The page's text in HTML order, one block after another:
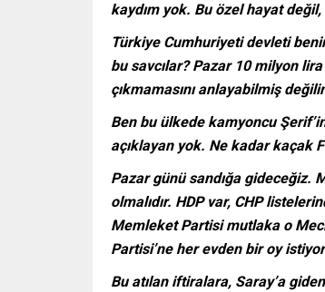
kaydım yok. Bu özel hayat
Türkiye Cumhuriyeti devleti
bu savcılar? Pazar 10 milyon
çıkmamasını anlayabilmiş
Ben bu ülkede kamyoncu
açıklayan yok. Ne kadar kaçak
Pazar günü sandığa gideceğiz.
olmalıdır. HDP var, CHP
Memleket Partisi mutlaka o
Partisi’ne her evden bir oy
Bu atılan iftiralara, Saray’a